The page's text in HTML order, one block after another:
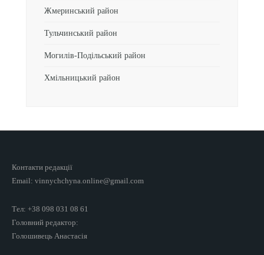
Жмеринський район
Тульчинський район
Могилів-Подільський район
Хмільницький район
Контакти редакції
Email: vinnychchyna.online@gmail.com
Тел: +38 098 031 08 61
Головний редактор:
Голошивець Анастасія